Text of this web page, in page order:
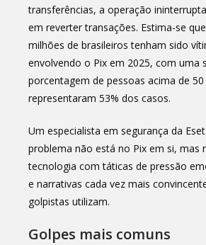
transferências, a operação
em reverter transações. Estima-se
milhões de brasileiros tenham sido
envolvendo o Pix em 2025, com uma
porcentagem de pessoas acima de
representaram 53% dos casos.
Um especialista em segurança da
problema não está no Pix em si, mas
tecnologia com táticas de pressão
e narrativas cada vez mais
golpistas utilizam.
Golpes mais comuns